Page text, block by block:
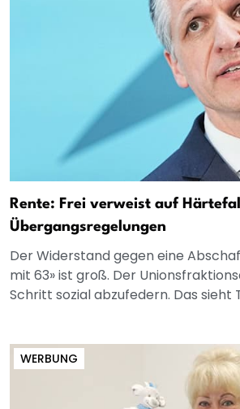
Rente: Frei verweist auf
Übergangsregelungen
Der Widerstand gegen eine
mit 63» ist groß. Der
Schritt sozial abzufedern. Das sieht
WERBUNG